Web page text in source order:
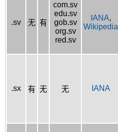
.sv 无 有
com.sv
edu.sv
gob.sv
org.sv
red.sv
IANA,
Wikipedia
.sx 有 无 无 IANA